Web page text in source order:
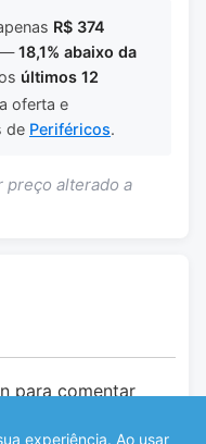
R$ 374
—18,1% abaixo da
últimos 12
oferta e
de Periféricos.
preço alterado a
para comentar